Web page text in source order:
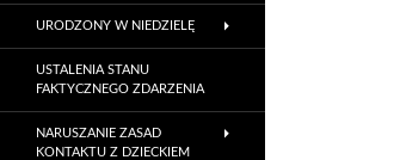
URODZONY W NIEDZIELĘ
USTALENIA STANU
FAKTYCZNEGO ZDARZENIA
NARUSZANIE ZASAD
KONTAKTU Z DZIECKIEM